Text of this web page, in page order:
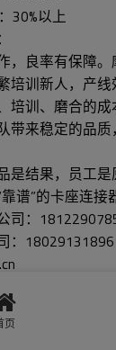
30%以上
，良率有保障
培训新人，产线
培训、磨合的成
带来稳定的品
是结果，员工
谱”的卡座连
司：
：18029131896
页